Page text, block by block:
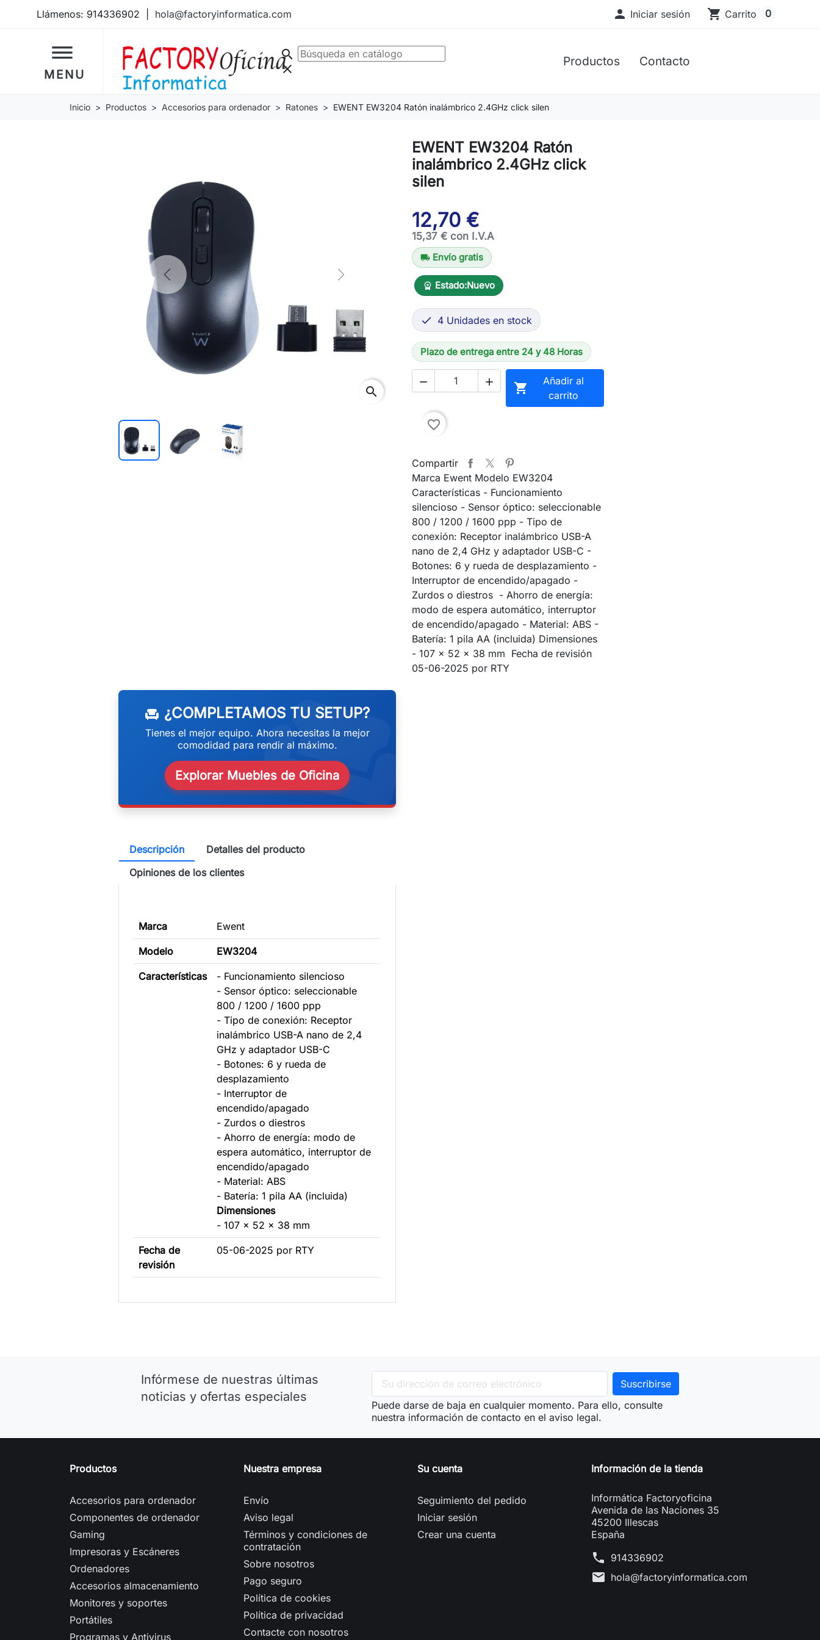
Llámenos: 914336902 hola@factoryinformatica.com  Iniciar sesión shopping_cart Carrito 0
dehaze
MENU
Productos Contacto
search
clear
Inicio Productos Accesorios para ordenador Ratones EWENT EW3204 Ratón inalámbrico 2.4GHz click silen
Previous Next
search
EWENT EW3204 Ratón
inalámbrico 2.4GHz click
silen
12,70 €
15,37 € con I.V.A
local_shipping Envío gratis
workspace_premium Estado:Nuevo
 4 Unidades en stock
Plazo de entrega entre 24 y 48 Horas
  
Añadir al
carrito
favorite_border
Compartir
Marca Ewent Modelo EW3204
Características - Funcionamiento
silencioso - Sensor óptico: seleccionable
800 / 1200 / 1600 ppp - Tipo de
conexión: Receptor inalámbrico USB-A
nano de 2,4 GHz y adaptador USB-C -
Botones: 6 y rueda de desplazamiento -
Interruptor de encendido/apagado -
Zurdos o diestros - Ahorro de energía:
modo de espera automático, interruptor
de encendido/apagado - Material: ABS -
Batería: 1 pila AA (incluida) Dimensiones
- 107 x 52 x 38 mm Fecha de revisión
05-06-2025 por RTY
weekend
chair ¿COMPLETAMOS TU SETUP?
Tienes el mejor equipo. Ahora necesitas la mejor
comodidad para rendir al máximo.
Explorar Muebles de Oficina
Descripción
Detalles del producto
Opiniones de los clientes
Marca Ewent
Modelo EW3204
Características
- Funcionamiento silencioso
- Sensor óptico: seleccionable
800 / 1200 / 1600 ppp
- Tipo de conexión: Receptor
inalámbrico USB-A nano de 2,4
GHz y adaptador USB-C
- Botones: 6 y rueda de
desplazamiento
- Interruptor de
encendido/apagado
- Zurdos o diestros
- Ahorro de energía: modo de
espera automático, interruptor de
encendido/apagado
- Material: ABS
- Batería: 1 pila AA (incluida)
Dimensiones
- 107 x 52 x 38 mm
Fecha de
revisión
05-06-2025 por RTY
Infórmese de nuestras últimas
noticias y ofertas especiales
Puede darse de baja en cualquier momento. Para ello, consulte
nuestra información de contacto en el aviso legal.
Productos
Accesorios para ordenador
Componentes de ordenador
Gaming
Impresoras y Escáneres
Ordenadores
Accesorios almacenamiento
Monitores y soportes
Portátiles
Programas y Antivirus
Nuestra empresa
Envío
Aviso legal
Términos y condiciones de
contratación
Sobre nosotros
Pago seguro
Política de cookies
Política de privacidad
Contacte con nosotros
Su cuenta
Seguimiento del pedido
Iniciar sesión
Crear una cuenta
Información de la tienda
Informática Factoryoficina
Avenida de las Naciones 35
45200 Illescas
España
phone 914336902
mail hola@factoryinformatica.com